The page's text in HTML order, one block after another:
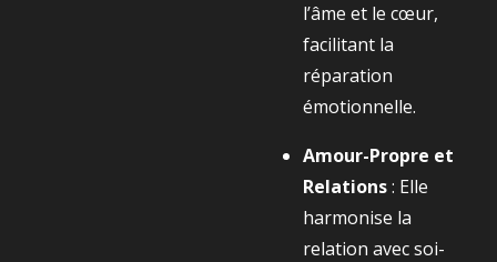
l’âme et le cœur,
facilitant la
réparation
émotionnelle.
Amour-Propre et
Relations: Elle
harmonise la
relation avec soi-